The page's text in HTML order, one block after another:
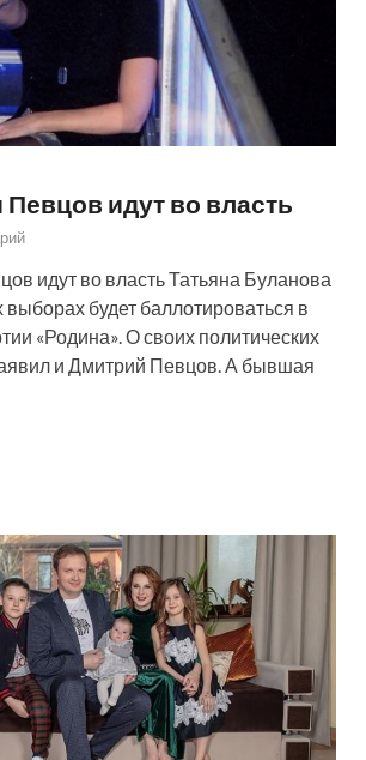
идут во власть
идут во власть Татьяна Буланова
будет баллотироваться в
«Родина». О своих политических
и Дмитрий Певцов. А бывшая